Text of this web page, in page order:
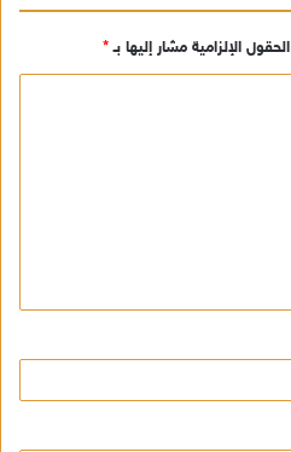
الحقول الإلزامية مشار إليها بـ*